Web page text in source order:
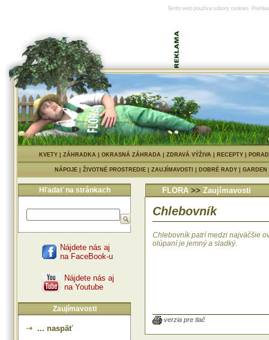
Tento web používa súbory cookies.
KVETY| ZÁHRADKA| OKRASNÁ ZÁHRADA| ZDRAVÁ VÝŽIVA| RECEPTY|
NÁPOJE ŽIVOTNÉ PROSTREDIE ZAUJÍMAVOSTI DOBRÉ RADY
Hľadať na stránkach
Nájdete nás aj
na FaceBook-u
Nájdete nás aj
na Youtube
Zaujímavosti
... naspäť
FLORA >> Zaujímavosti
Chlebovník
Chlebovník patrí medzi najväčšie
olúpaní je jemný a sladký.
verzia pre tlač